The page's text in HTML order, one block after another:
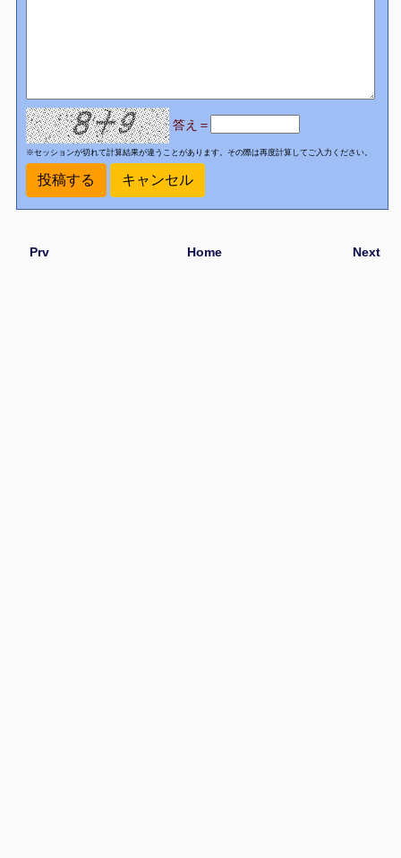
答え＝
※セッションが切れて計算結果が違うことがあります。その際は再度計算してご入力ください。
Prv Next
Home